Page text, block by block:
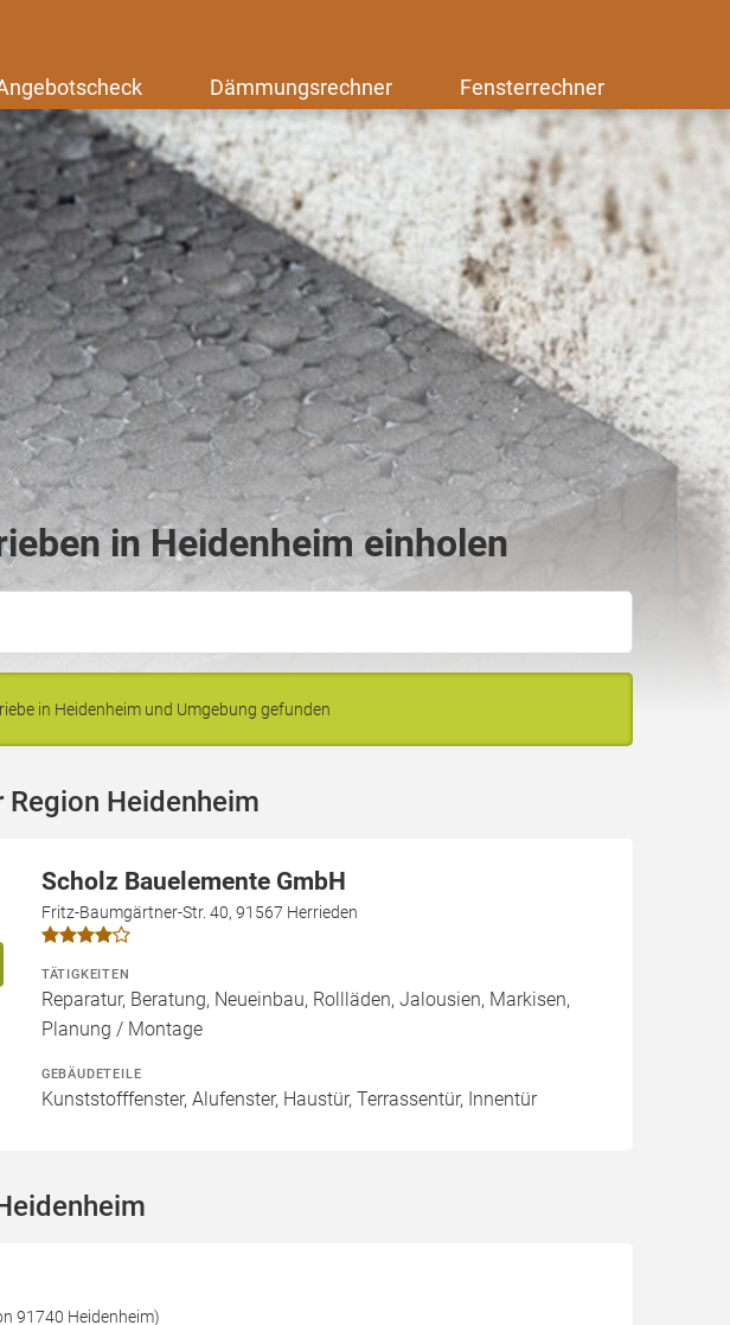
Dämmungsrechner Fensterrechner
in Heidenheim einholen
in Heidenheim und Umgebung gefunden
Heidenheim
Scholz Bauelemente GmbH
Fritz-Baumgärtner-Str. 40, 91567 Herrieden
TÄTIGKEITEN
Reparatur, Beratung, Neueinbau, Rollläden, Jalousien, Markisen,
Planung / Montage
GEBÄUDETEILE
Kunststofffenster, Alufenster, Haustür, Terrassentür, Innentür
91740 Heidenheim)